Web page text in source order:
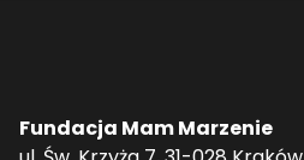
Fundacja Mam Marzenie